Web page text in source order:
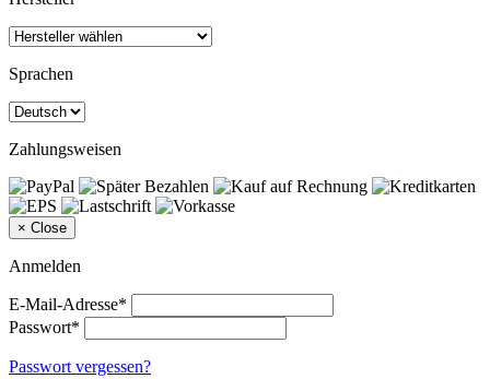
Sprachen
Zahlungsweisen
× Close
Anmelden
E-Mail-Adresse*
Passwort*
Passwort vergessen?